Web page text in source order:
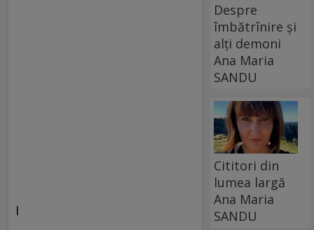
I
Despre
îmbătrînire și
alți demoni
Ana Maria
SANDU
Cititori din
lumea largă
Ana Maria
SANDU